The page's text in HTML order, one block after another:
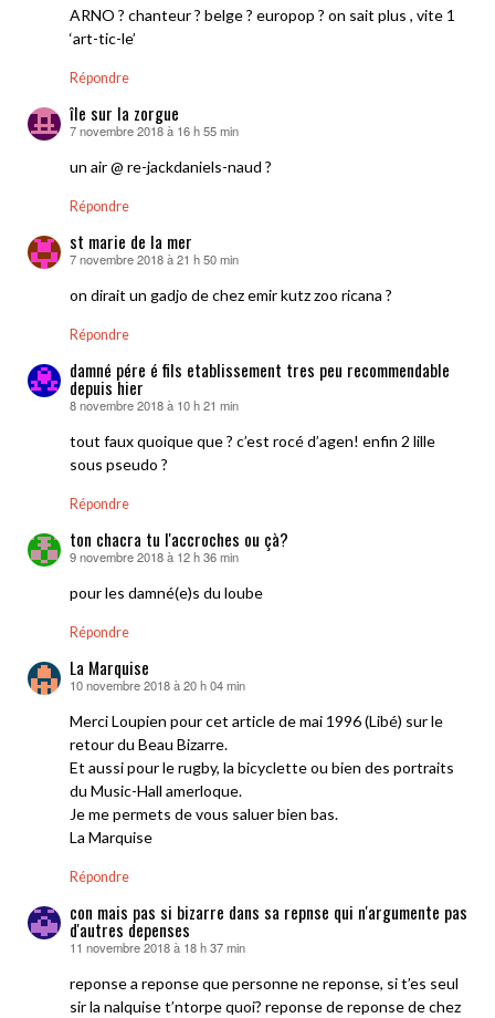
ARNO ? chanteur ? belge ? europop ? on sait plus , vite 1
‘art-tic-le’
Répondre
île sur la zorgue
dit :
7 novembre 2018 à 16 h 55 min
un air @ re-jackdaniels-naud ?
Répondre
st marie de la mer
dit :
7 novembre 2018 à 21 h 50 min
on dirait un gadjo de chez emir kutz zoo ricana ?
Répondre
damné pére é fils etablissement tres peu recommendable
depuis hier
dit :
8 novembre 2018 à 10 h 21 min
tout faux quoique que ? c’est rocé d’agen! enfin 2 lille
sous pseudo ?
Répondre
ton chacra tu l'accroches ou çà?
dit :
9 novembre 2018 à 12 h 36 min
pour les damné(e)s du loube
Répondre
La Marquise
dit :
10 novembre 2018 à 20 h 04 min
Merci Loupien pour cet article de mai 1996 (Libé) sur le
retour du Beau Bizarre.
Et aussi pour le rugby, la bicyclette ou bien des portraits
du Music-Hall amerloque.
Je me permets de vous saluer bien bas.
La Marquise
Répondre
con mais pas si bizarre dans sa repnse qui n'argumente pas
d'autres depenses
dit :
11 novembre 2018 à 18 h 37 min
reponse a reponse que personne ne reponse, si t’es seul
sir la nalquise t’ntorpe quoi? reponse de reponse de chez